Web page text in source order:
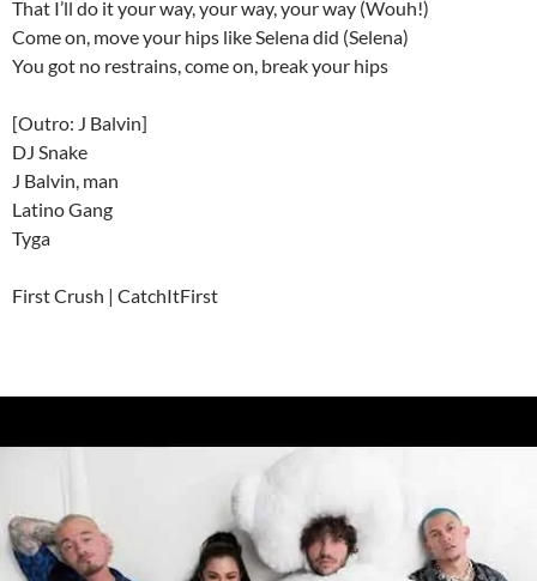
That I’ll do it your way, your way, your way (Wouh!)
Come on, move your hips like Selena did (Selena)
You got no restrains, come on, break your hips
[Outro: J Balvin]
DJ Snake
J Balvin, man
Latino Gang
Tyga
First Crush | CatchItFirst